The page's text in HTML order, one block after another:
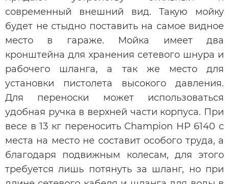
современный внешний вид. Такую мойку
будет не стыдно поставить на самое видное
место в гараже. Мойка имеет два
кронштейна для хранения сетевого шнура и
рабочего шланга, а так же место для
установки пистолета высокого давления.
Для переноски может использоваться
удобная ручка в верхней части корпуса. При
весе в 13 кг переносить Champion HP 6140 с
места на место не составит особого труда, а
благодаря подвижным колесам, для этого
требуется лишь потянуть за шланг, но при